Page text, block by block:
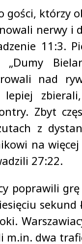
gości, którzy
nerwy i
11:3.
nad
Zbyt
z
na więcej
27:22.
poprawili
sekund
m.in. dwa